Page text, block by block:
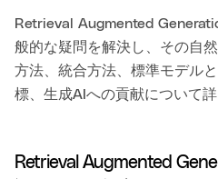
Retrieval Augmented
般的な疑問を解決し、その自
方法、統合方法、標準モデル
標、生成AIへの貢献について詳
Retrieval Augmented